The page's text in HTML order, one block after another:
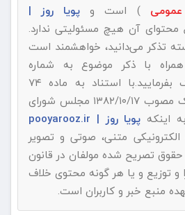
عمومی ) است و پویا روز |
محتوای آن هیچ مسئولیتی ندارد.
تذکر می‌دانید، خواهشمند است
با ذکر موضوع به شماره
پیامک بفرمایید.با استناد به ماده ۷۴
قانون تجارت الکترونیک مصوب ۱۳۸۲/۱۰/۱۷ مجلس شورای
اینکه پویا روز | pooyarooz.ir
متنی، صوتی و تصویر
تصریح شده مولفان در قانون
و توزیع و یا هر گونه محتوی خلاف
منبع خبر و کاربران است.